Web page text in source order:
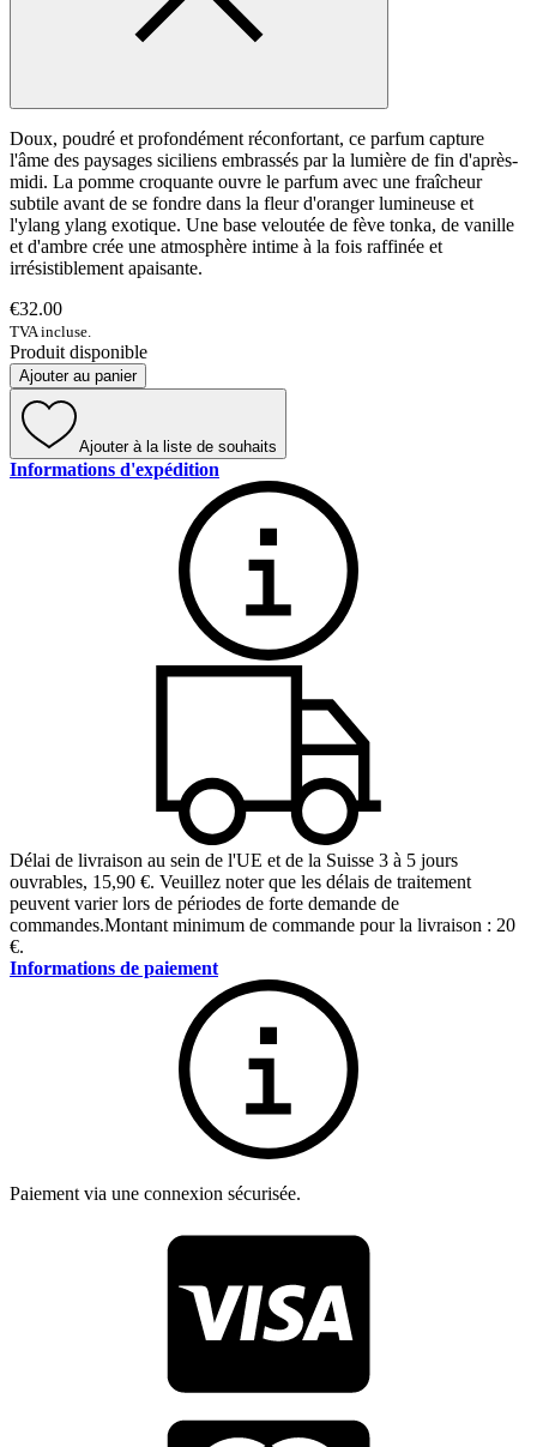
Doux, poudré et profondément réconfortant, ce parfum capture
l'âme des paysages siciliens embrassés par la lumière de fin d'après-
midi. La pomme croquante ouvre le parfum avec une fraîcheur
subtile avant de se fondre dans la fleur d'oranger lumineuse et
l'ylang ylang exotique. Une base veloutée de fève tonka, de vanille
et d'ambre crée une atmosphère intime à la fois raffinée et
irrésistiblement apaisante.
€32.00
TVA incluse.
Produit disponible
Ajouter au panier
Ajouter à la liste de souhaits
Informations d'expédition
Délai de livraison au sein de l'UE et de la Suisse 3 à 5 jours
ouvrables, 15,90 €. Veuillez noter que les délais de traitement
peuvent varier lors de périodes de forte demande de
commandes.Montant minimum de commande pour la livraison : 20
€.
Informations de paiement
Paiement via une connexion sécurisée.